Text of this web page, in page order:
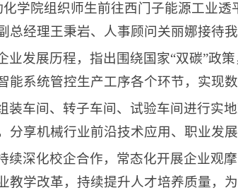
学院组织师生前往西门子能源工业
总经理王秉岩、人事顾问关丽娜接待我
业发展历程，指出围绕国家“双碳”政
能系统管控生产工序各个环节，实现数
装车间、转子车间、试验车间进行实
分享机械行业前沿技术应用、职业发展
续深化校企合作，常态化开展企业观
教学改革，持续提升人才培养质量，